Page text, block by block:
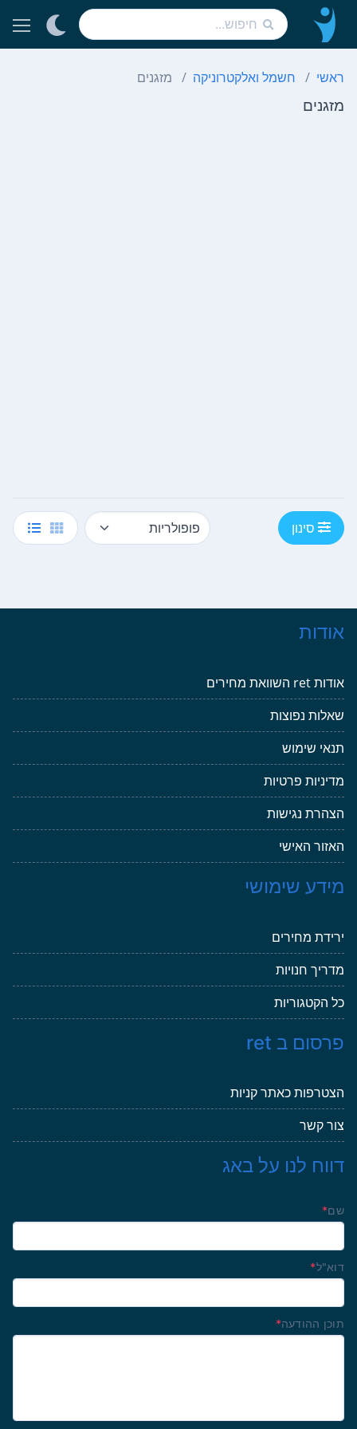
ראשי חשמל ואלקטרוניקה מזגנים
מזגנים
סינון
אודות
אודות ret השוואת מחירים
שאלות נפוצות
תנאי שימוש
מדיניות פרטיות
הצהרת נגישות
האזור האישי
מידע שימושי
ירידת מחירים
מדריך חנויות
כל הקטגוריות
פרסום ב ret
הצטרפות כאתר קניות
צור קשר
דווח לנו על באג
שם*
דוא"ל*
תוכן ההודעה*